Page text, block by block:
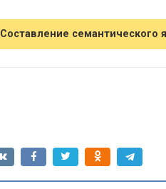
Составление семантического